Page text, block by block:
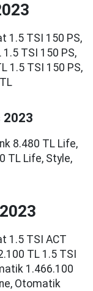
1.5 TSI 150 PS,
TSI 150 PS,
1.5 TSI 150 PS,
2023
8.480 TL Life,
TL Life, Style,
1.5 TSI ACT
TL 1.5 TSI
1.466.100
Otomatik